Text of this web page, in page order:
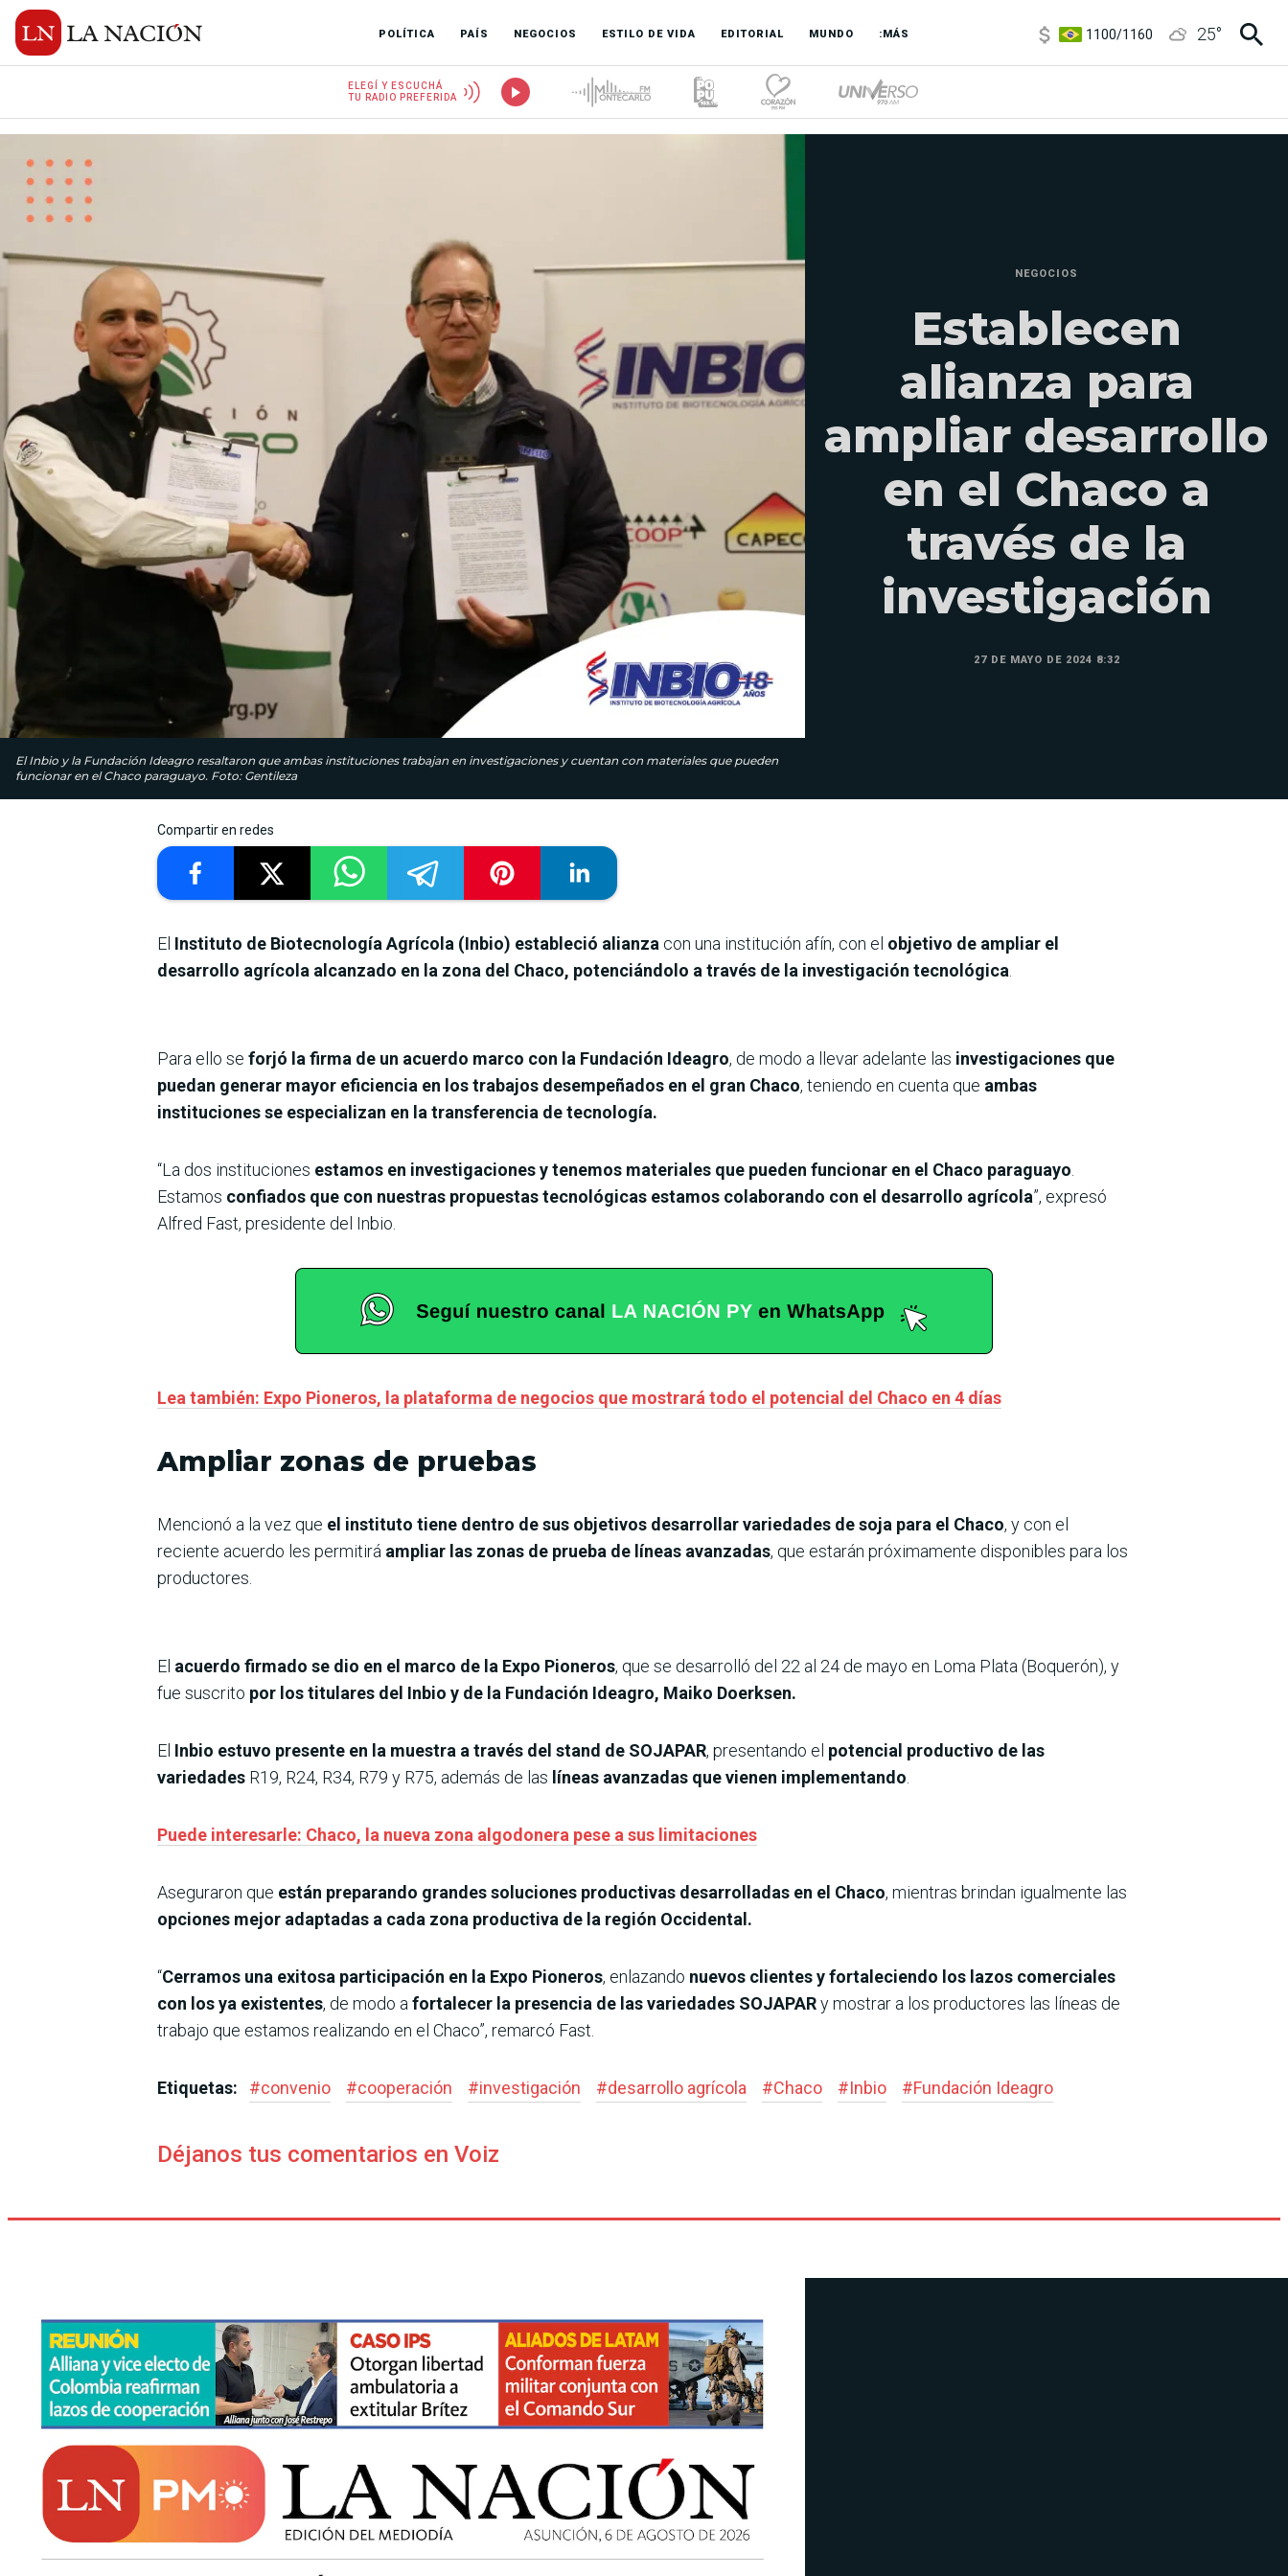
POLÍTICA PAÍS NEGOCIOS ESTILO DE VIDA EDITORIAL MUNDO :MÁS
3,8/4
25°
ELEGÍ Y ESCUCHÁ
TU RADIO PREFERIDA
El Inbio y la Fundación Ideagro resaltaron que ambas instituciones trabajan en investigaciones y cuentan con materiales que pueden
funcionar en el Chaco paraguayo. Foto: Gentileza
NEGOCIOS
Establecen
alianza para
ampliar desarrollo
en el Chaco a
través de la
investigación
27 DE MAYO DE 2024 8:32
Compartir en redes
El Instituto de Biotecnología Agrícola (Inbio) estableció alianza con una institución afín, con el objetivo de ampliar el
desarrollo agrícola alcanzado en la zona del Chaco, potenciándolo a través de la investigación tecnológica
Para ello se forjó la firma de un acuerdo marco con la Fundación Ideagro, de modo a llevar adelante las investigaciones que
puedan generar mayor eficiencia en los trabajos desempeñados en el gran Chaco, teniendo en cuenta que ambas
instituciones se especializan en la transferencia de tecnología.
“La dos instituciones estamos en investigaciones y tenemos materiales que pueden funcionar en el Chaco paraguayo
Estamos confiados que con nuestras propuestas tecnológicas estamos colaborando con el desarrollo agrícola”, expresó
Alfred Fast, presidente del Inbio.
Lea también: Expo Pioneros, la plataforma de negocios que mostrará todo el potencial del Chaco en 4 días
Ampliar zonas de pruebas
Mencionó a la vez que el instituto tiene dentro de sus objetivos desarrollar variedades de soja para el Chaco, y con el
reciente acuerdo les permitirá ampliar las zonas de prueba de líneas avanzadas, que estarán próximamente disponibles para los
productores.
El acuerdo firmado se dio en el marco de la Expo Pioneros, que se desarrolló del 22 al 24 de mayo en Loma Plata (Boquerón), y
fue suscrito por los titulares del Inbio y de la Fundación Ideagro, Maiko Doerksen.
El Inbio estuvo presente en la muestra a través del stand de SOJAPAR, presentando el potencial productivo de las
variedades R19, R24, R34, R79 y R75, además de las líneas avanzadas que vienen implementando
Puede interesarle: Chaco, la nueva zona algodonera pese a sus limitaciones
Aseguraron que están preparando grandes soluciones productivas desarrolladas en el Chaco, mientras brindan igualmente las
opciones mejor adaptadas a cada zona productiva de la región Occidental.
“Cerramos una exitosa participación en la Expo Pioneros, enlazando nuevos clientes y fortaleciendo los lazos comerciales
con los ya existentes, de modo a fortalecer la presencia de las variedades SOJAPARy mostrar a los productores las líneas de
trabajo que estamos realizando en el Chaco”, remarcó Fast.
Etiquetas: #convenio #cooperación #investigación #desarrollo agrícola #Chaco #Inbio #Fundación Ideagro
Déjanos tus comentarios en Voiz